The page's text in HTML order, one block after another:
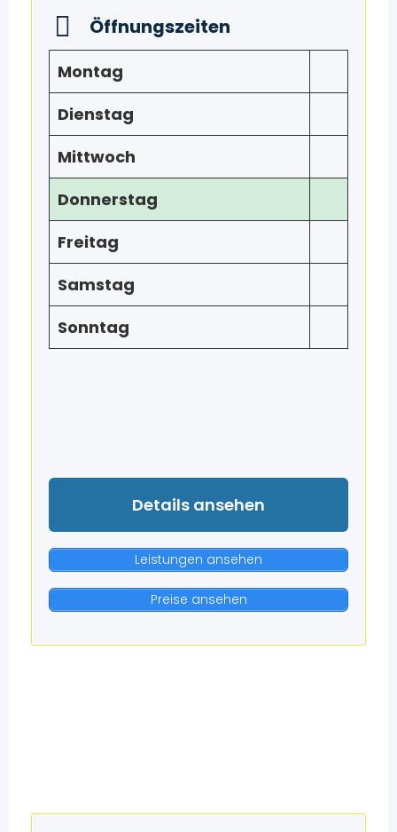
Öffnungszeiten
Montag
Dienstag
Mittwoch
Donnerstag
Freitag
Samstag
Sonntag
Details ansehen
Leistungen ansehen
Preise ansehen